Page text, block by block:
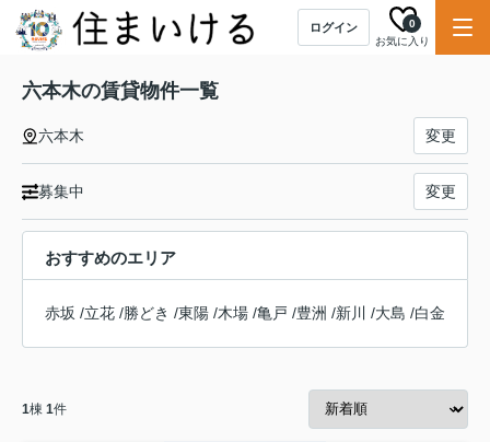
ログイン
お気に入り
0
六本木の賃貸物件一覧
六本木 変更
募集中 変更
おすすめのエリア
赤坂 /立花 /勝どき /東陽 /木場 /亀戸 /豊洲 /新川 /大島 /白金
1棟 1件